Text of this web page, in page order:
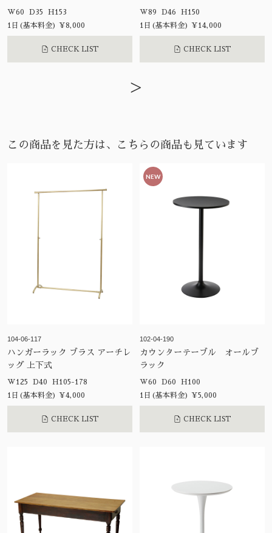
W60 D35 H153
1日(基本料金) ¥8,000
CHECK LIST
W89 D46 H150
1日(基本料金) ¥14,000
CHECK LIST
>
この商品を見た方は、こちらの商品も見ています
104-06-117
ハンガーラック ブラス アーチレ
ッグ 上下式
W125 D40 H105-178
1日(基本料金) ¥4,000
CHECK LIST
NEW
102-04-190
カウンターテーブル オールブ
ラック
W60 D60 H100
1日(基本料金) ¥5,000
CHECK LIST